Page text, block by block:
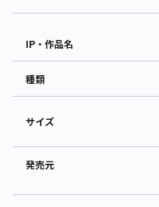
IP・作品名
種類
サイズ
発売元